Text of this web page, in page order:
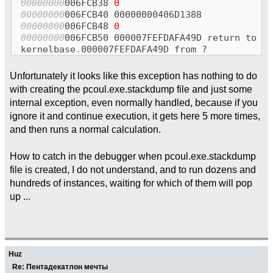
EXCEPTION_DEBUG_INFO:
dwFirstChance: 1
ExceptionCode: 406D1388
(MS_VC_EXCEPTION)
ExceptionFlags: 00000000
kernelbase.000007FEFDAFA49D
NumberParameters: 3
ExceptionInformation[00]: 000001000
ExceptionInformation[01]: 1802A33B3
cygwin1.1802A33B3
(406D1388, MS_VC_EXCEPTION)!
00000000006FCB38 0
00000000006FCB40 00000000406D1388
00000000006FCB48 0
00000000006FCB50 000007FEFDAFA49D return to
kernelbase. 000007FEFDAFA49D from ?
Unfortunately it looks like this exception has nothing to do
with creating the pcoul.exe.stackdump file and just some
internal exception, even normally handled, because if you
ignore it and continue execution, it gets here 5 more times,
and then runs a normal calculation.
How to catch in the debugger when pcoul.exe.stackdump
file is created, I do not understand, and to run dozens and
hundreds of instances, waiting for which of them will pop
up ...
Huz
Re: Пентадекатлон мечты